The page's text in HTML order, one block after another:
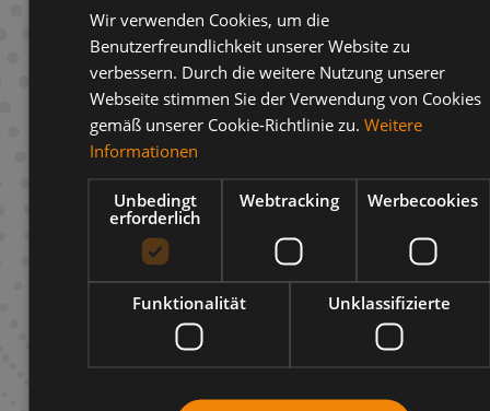
Beschreibung
Infos zum Hersteller
Wir verwenden Cookies, um die
Benutzerfreundlichkeit unserer Website zu
verbessern. Durch die weitere Nutzung unserer
Webseite stimmen Sie der Verwendung von Cookies
gemäß unserer Cookie-Richtlinie zu. Weitere
Informationen
Unbedingt
erforderlich
Webtracking Werbecookies
Funktionalität Unklassifizierte